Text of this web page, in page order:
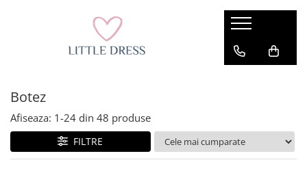
Botez
Afiseaza: 1-24 din 48 produse
FILTRE